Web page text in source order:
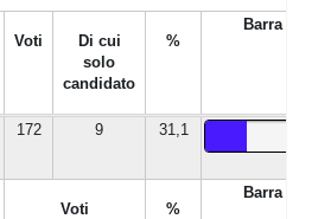
Voti
Di cui
solo
candidato
%
Barra %
172 9 31,1
Voti %
Barra %